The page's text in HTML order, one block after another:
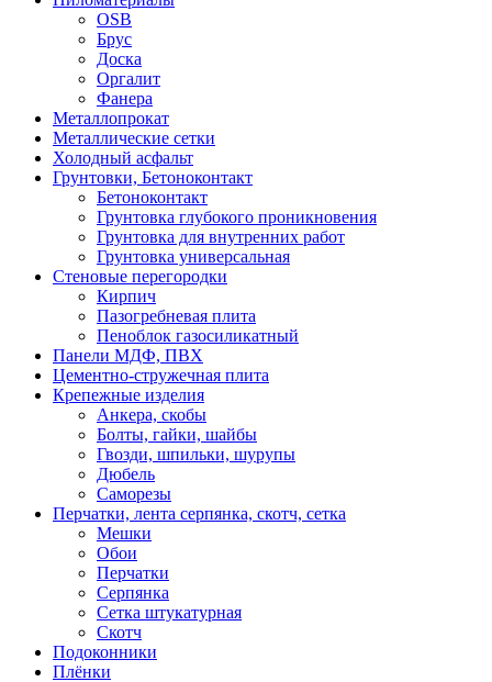
OSB
Брус
Доска
Оргалит
Фанера
Металлопрокат
Металлические сетки
Холодный асфальт
Грунтовки, Бетоноконтакт
Бетоноконтакт
Грунтовка глубокого проникновения
Грунтовка для внутренних работ
Грунтовка универсальная
Стеновые перегородки
Кирпич
Пазогребневая плита
Пеноблок газосиликатный
Панели МДФ, ПВХ
Цементно-стружечная плита
Крепежные изделия
Анкера, скобы
Болты, гайки, шайбы
Гвозди, шпильки, шурупы
Дюбель
Саморезы
Перчатки, лента серпянка, скотч, сетка
Мешки
Обои
Перчатки
Серпянка
Сетка штукатурная
Скотч
Подоконники
Плёнки